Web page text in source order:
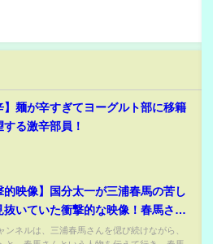
】麺が辛すぎてヨーグルト部に移籍
する激辛部員！
的映像】国分太一が三浦春馬の苦し
抜いていた衝撃的な映像！春馬さん
の顔を見て下さい！【涙腺破壊】
ンネルは、三浦春馬さんを偲び続けながら、